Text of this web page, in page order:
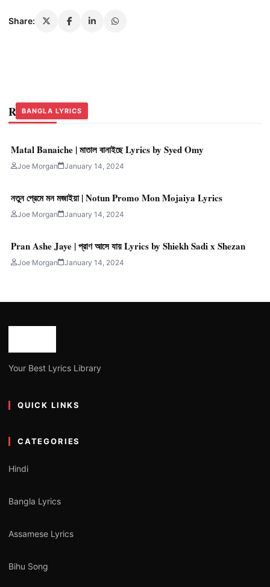
Share:
Related Stories
BANGLA LYRICS
Matal Banaiche | মাতাল বানাইছে Lyrics by Syed Omy
Joe Morgan January 14, 2024
BANGLA LYRICS
নতুন প্রেমে মন মজাইয়া | Notun Promo Mon Mojaiya Lyrics
Joe Morgan January 14, 2024
BANGLA LYRICS
Pran Ashe Jaye | প্রাণ আসে যায় Lyrics by Shiekh Sadi x Shezan
Joe Morgan January 14, 2024
Your Best Lyrics Library
QUICK LINKS
CATEGORIES
Hindi
Bangla Lyrics
Assamese Lyrics
Bihu Song